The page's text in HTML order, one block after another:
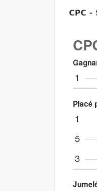
CPC
1
Placé
1
5
3